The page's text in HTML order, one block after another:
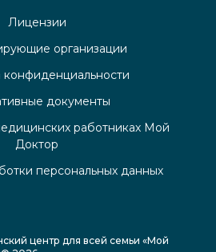
Лицензии
организации
конфиденциальности
документы
работниках Мой
Доктор
персональных данных
центр для всей семьи «Мой